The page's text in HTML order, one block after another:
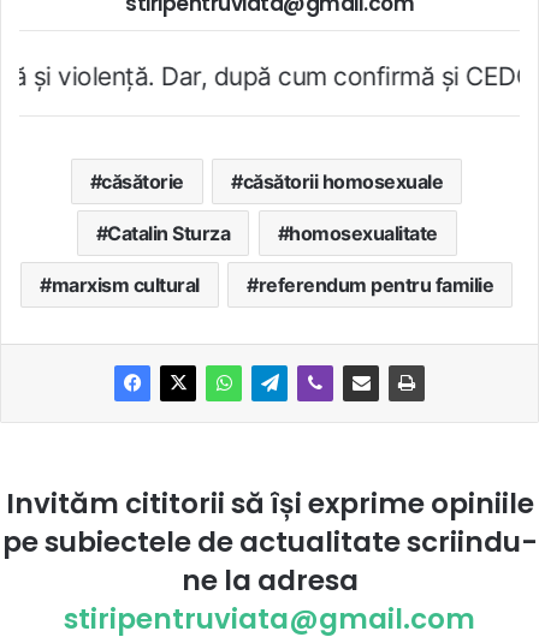
după cum confirmă şi CEDO în cazul
căsătorie căsătorii homosexuale
Catalin Sturza homosexualitate
marxism cultural referendum pentru familie
Invităm cititorii să își exprime opiniile
pe subiectele de actualitate scriindu-
ne la adresa
stiripentruviata@gmail.com